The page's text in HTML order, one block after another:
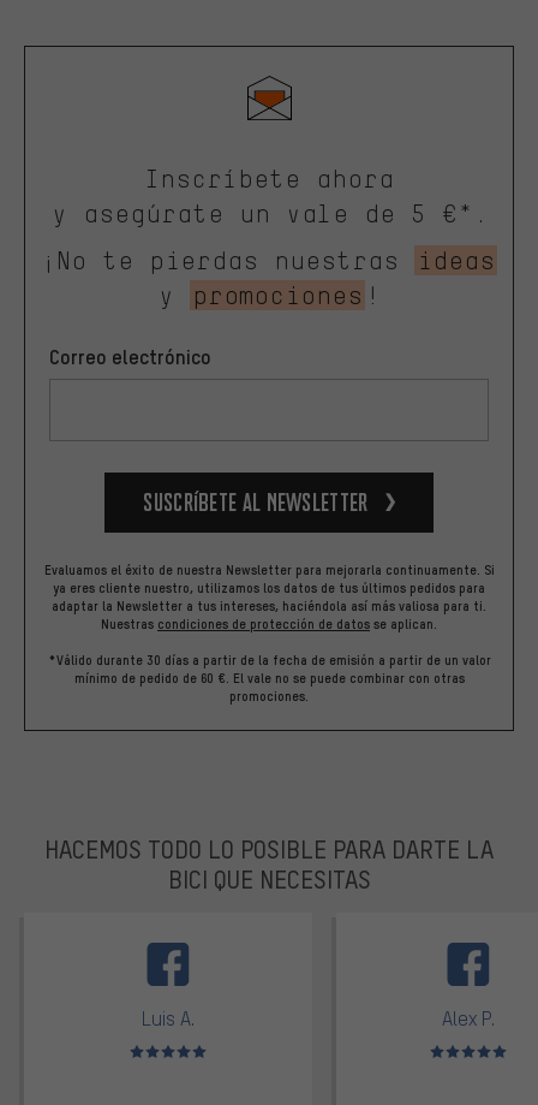
Inscríbete ahora
y asegúrate un vale de 5 €*.
¡No te pierdas nuestras
ideas
y
promociones !
Correo electrónico
Suscríbete al newsletter
Evaluamos el éxito de nuestra Newsletter para mejorarla continuamente. Si
ya eres cliente nuestro, utilizamos los datos de tus últimos pedidos para
adaptar la Newsletter a tus intereses, haciéndola así más valiosa para ti.
Nuestras condiciones de protección de datos se aplican.
*Válido durante 30 días a partir de la fecha de emisión a partir de un valor
mínimo de pedido de 60 €. El vale no se puede combinar con otras
promociones.
HACEMOS TODO LO POSIBLE PARA DARTE LA
BICI QUE NECESITAS
Luis A.
Valoración media: 5 de 5
Alex P.
Valoración